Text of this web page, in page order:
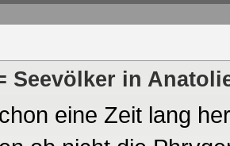
Seevölker in
eine Zeit lang